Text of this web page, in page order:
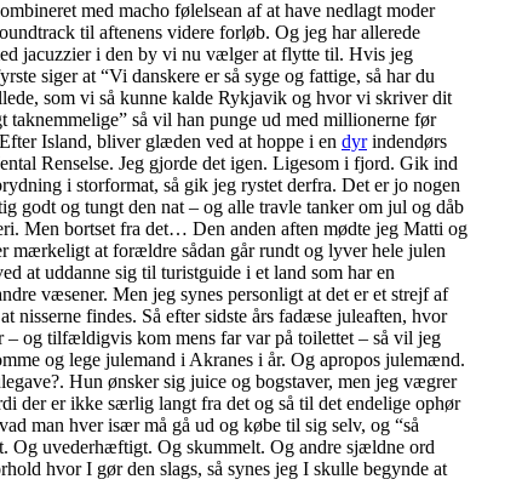
med macho følelsean af at have nedlagt moder
til aftenens videre forløb. Og jeg har allerede
jacuzzier i den by vi nu vælger at flytte til. Hvis jeg
siger at “Vi danskere er så syge og fattige, så har du
som vi så kunne kalde Rykjavik og hvor vi skriver dit
så vil han punge ud med millionerne før
Island, bliver glæden ved at hoppe i en dyrindendørs
Renselse. Jeg gjorde det igen. Ligesom i fjord. Gik ind
i storformat, så gik jeg rystet derfra. Det er jo nogen
godt og tungt den nat – og alle travle tanker om jul og dåb
Men bortset fra det… Den anden aften mødte jeg Matti og
mærkeligt at forældre sådan går rundt og lyver hele julen
at uddanne sig til turistguide i et land som har en
væsener. Men jeg synes personligt at det er et strejf af
nisserne findes. Så efter sidste års fadæse juleaften, hvor
– og tilfældigvis kom mens far var på toilettet – så vil jeg
og lege julemand i Akranes i år. Og apropos julemænd.
Hun ønsker sig juice og bogstaver, men jeg vægrer
der er ikke særlig langt fra det og så til det endelige ophør
man hver især må gå ud og købe til sig selv, og “så
Og uvederhæftigt. Og skummelt. Og andre sjældne ord
hvor I gør den slags, så synes jeg I skulle begynde at